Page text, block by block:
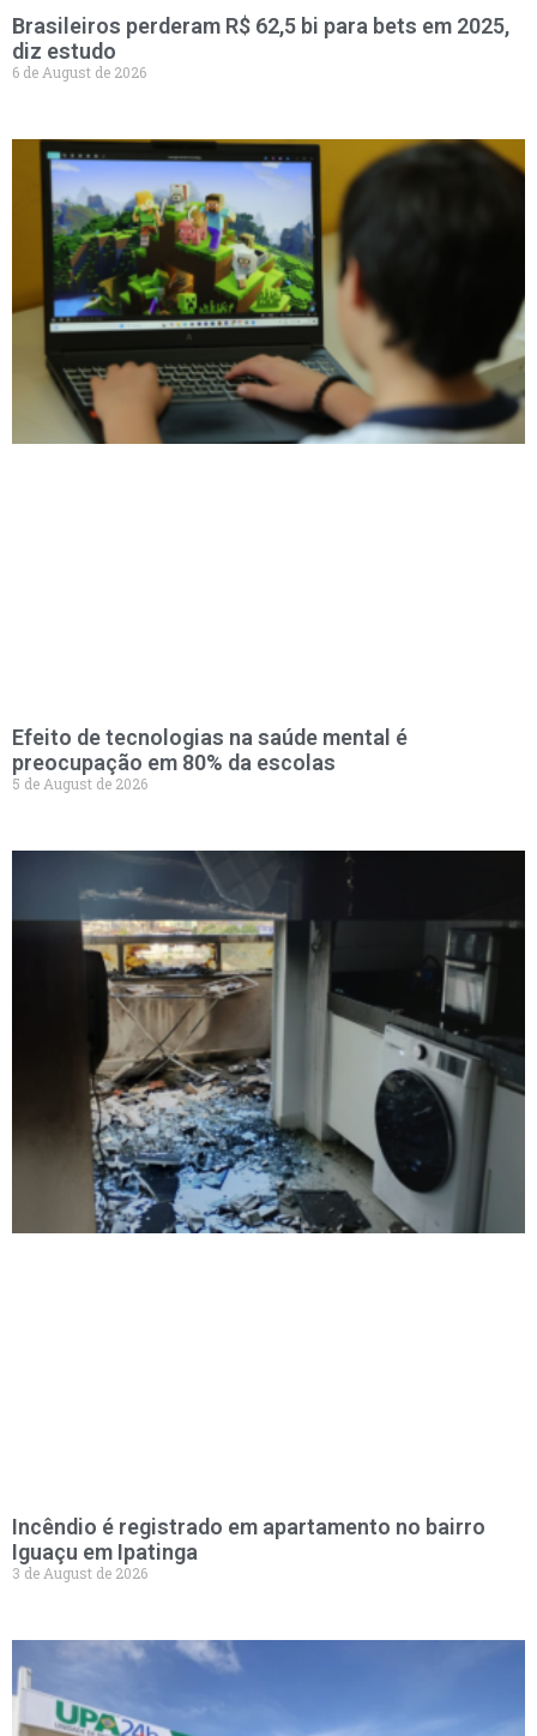
Brasileiros perderam R$ 62,5 bi para bets em 2025,
diz estudo
6 de August de 2026
Efeito de tecnologias na saúde mental é
preocupação em 80% da escolas
5 de August de 2026
Incêndio é registrado em apartamento no bairro
Iguaçu em Ipatinga
3 de August de 2026